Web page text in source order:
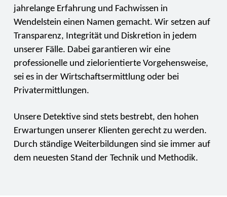
jahrelange Erfahrung und Fachwissen in
Wendelstein einen Namen gemacht. Wir setzen auf
Transparenz, Integrität und Diskretion in jedem
unserer Fälle. Dabei garantieren wir eine
professionelle und zielorientierte Vorgehensweise,
sei es in der Wirtschaftsermittlung oder bei
Privatermittlungen.
Unsere Detektive sind stets bestrebt, den hohen
Erwartungen unserer Klienten gerecht zu werden.
Durch ständige Weiterbildungen sind sie immer auf
dem neuesten Stand der Technik und Methodik.